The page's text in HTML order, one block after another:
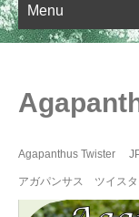
Menu
Agapanthus Twister
アガパンサス ツイスタ